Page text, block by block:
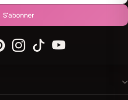
S'abonner